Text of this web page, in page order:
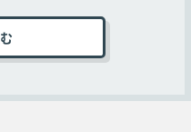
様は弊社Webサイト
信するか、弊社指定